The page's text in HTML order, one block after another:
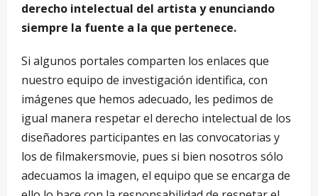
derecho intelectual del artista y enunciando
siempre la fuente a la que pertenece.
Si algunos portales comparten los enlaces que
nuestro equipo de investigación identifica, con
imágenes que hemos adecuado, les pedimos de
igual manera respetar el derecho intelectual de los
diseñadores participantes en las convocatorias y
los de filmakersmovie, pues si bien nosotros sólo
adecuamos la imagen, el equipo que se encarga de